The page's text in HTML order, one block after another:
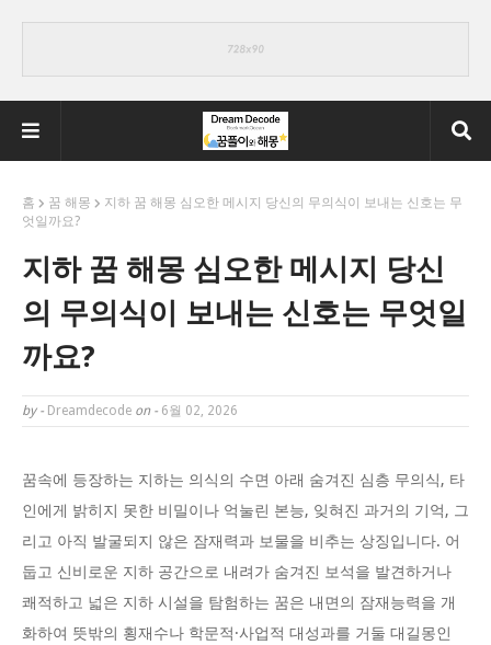
홈 꿈 해몽
지하 꿈 해몽 심오한 메시지 당신의 무의식이 보내는 신호는 무
엇일까요?
지하 꿈 해몽 심오한 메시지 당신
의 무의식이 보내는 신호는 무엇일
까요?
by - Dreamdecode on - 6월 02, 2026
꿈속에 등장하는 지하는 의식의 수면 아래 숨겨진 심층 무의식, 타
인에게 밝히지 못한 비밀이나 억눌린 본능, 잊혀진 과거의 기억, 그
리고 아직 발굴되지 않은 잠재력과 보물을 비추는 상징입니다. 어
둡고 신비로운 지하 공간으로 내려가 숨겨진 보석을 발견하거나
쾌적하고 넓은 지하 시설을 탐험하는 꿈은 내면의 잠재능력을 개
화하여 뜻밖의 횡재수나 학문적·사업적 대성과를 거둘 대길몽인